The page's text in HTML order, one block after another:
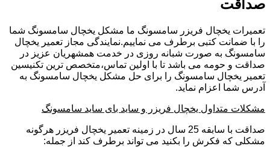
صداقت
تعمیرات یخچال فریزر سامسونگ ما مشکل یخچال سامسونگ شما
را با ضمانت کتبی برطرف می نماییم.نمایندگی مجاز تعمیر یخچال
سامسونگ به صورت شبانه روزی در خدمت همشهریان عزیز در
صداقت و حومه می باشد تا با اولین تماس،متخصص ترین تکنیسین
تعمیر یخچال سامسونگ را برای حل مشکل یخچال سامسونگ به
آدرس شما اعزام نماید.
مشکلات متداول یخچال فریزر و ساید بای ساید سامسونگ
صداقت با سابقه 25 سال در زمینه تعمیر یخچال فریزر هرگونه
مشکلی که فکرش را بکنید می تواند برطرف کند از جمله: